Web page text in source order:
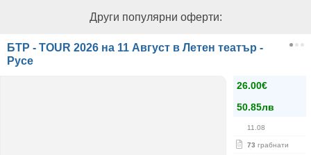
Други популярни оферти:
БТР - TOUR 2026 на 11 Август в Летен театър -
Русе
26.00€
50.85лв
11.08
73 грабнати